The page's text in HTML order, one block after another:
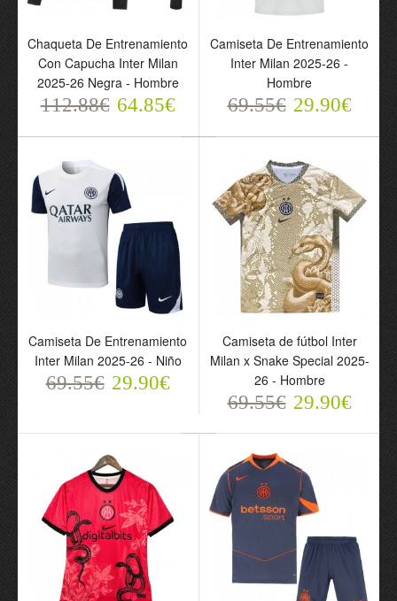
Conjunto Inter Milan
Cuarta Equipación 2025-
26 - Niño
69.55€
Camiseta de fútbol
Manga Larga Inter Milan
Cuarta Equipación 2025-
26 - Hombre
76.55€ 31.90€
Chaqueta De
Entrenamiento Con
Capucha Inter Milan
2025-26 Negra - Hombre
112.88€ 64.85€
Camiseta De
Entrenamiento Inter Milan
2025-26 - Hombre
69.55€ 29.90€
Chaqueta De Entrenamiento
Con Capucha Inter Milan
2025-26 Negra - Hombre
112.88€ 64.85€
Camiseta De Entrenamiento
Inter Milan 2025-26 -
Hombre
69.55€ 29.90€
Camiseta De Entrenamiento
Inter Milan 2025-26 - Niño
69.55€ 29.90€
Camiseta de fútbol Inter
Milan x Snake Special 2025-
26 - Hombre
69.55€ 29.90€